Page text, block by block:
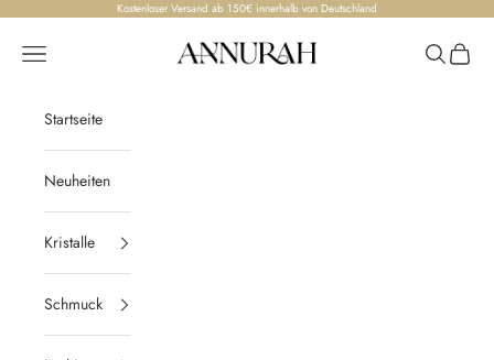
Zum Inhalt springenKostenloser Versand ab 150€ innerhalb von Deutschland
Annurah
Menü Suchen
Startseite
Neuheiten
Kristalle
Schmuck